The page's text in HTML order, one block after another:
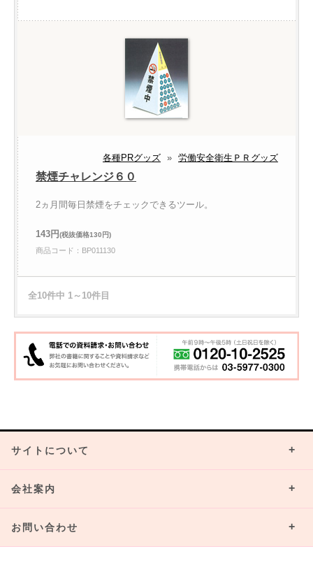
各種PRグッズ » 労働安全衛生ＰＲグッズ
禁煙チャレンジ６０
2ヵ月間毎日禁煙をチェックできるツール。
143円(税抜価格130円)
商品コード：BP011130
全10件中 1～10件目
サイトについて
会社案内
お問い合わせ